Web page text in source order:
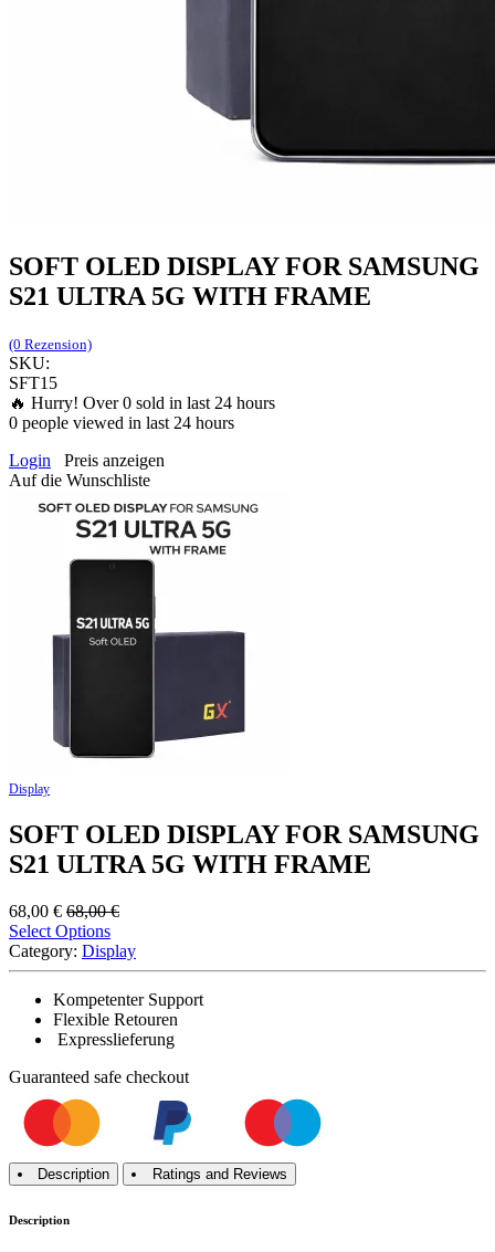
SOFT OLED DISPLAY FOR SAMSUNG
S21 ULTRA 5G WITH FRAME
(0 Rezension)
SKU:
SFT15
🔥 Hurry! Over0 sold in last 24 hours
0 people viewed in last 24 hours
Login
Preis anzeigen
Auf die Wunschliste
Display
SOFT OLED DISPLAY FOR SAMSUNG
S21 ULTRA 5G WITH FRAME
68,00 € 68,00€
Select Options
Category: Display
Kompetenter Support
Flexible Retouren
Expresslieferung
Guaranteed safe checkout
Description Ratings and Reviews
Description